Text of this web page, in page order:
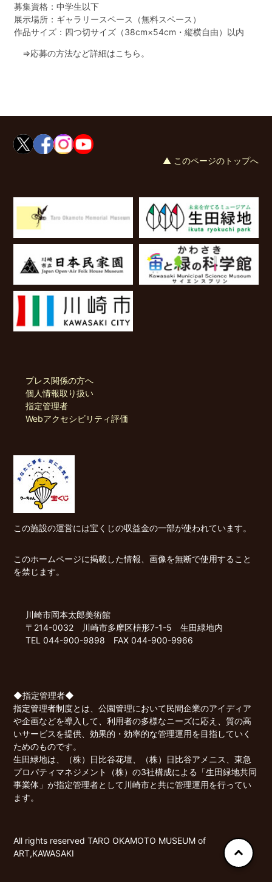
募集資格：中学生以下
展示場所：ギャラリースペース（無料スペース）
作品サイズ：四つ切サイズ（38cm×54cm・縦横自由）以内
⇒応募の方法など詳細はこちら。
▲ このページのトップへ
プレス関係の方へ
個人情報取り扱い
指定管理者
Webアクセシビリティ評価
この施設の運営には宝くじの収益金の一部が使われています。
このホームページに掲載した情報、画像を無断で使用すること
を禁じます。
川崎市岡本太郎美術館
〒214-0032 川崎市多摩区枡形7-1-5 生田緑地内
TEL 044-900-9898 FAX 044-900-9966
◆指定管理者◆
指定管理者制度とは、公園管理において民間企業のアイディア
や企画などを導入して、利用者の多様なニーズに応え、質の高
いサービスを提供、効果的・効率的な管理運用を目指していく
ためのものです。
生田緑地は、（株）日比谷花壇、（株）日比谷アメニス、東急
プロパティマネジメント（株）の3社構成による「生田緑地共同
事業体」が指定管理者として川崎市と共に管理運用を行ってい
ます。
All rights reserved TARO OKAMOTO MUSEUM of
ART,KAWASAKI